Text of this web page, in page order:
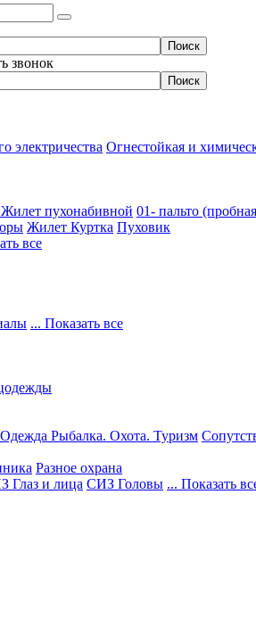
звонок
электричества Огнестойкая и
пухонабивной 01- пальто
Жилет Куртка Пуховик
все
... Показать все
Одежда Рыбалка. Охота. Туризм
Разное охрана
Глаз и лица СИЗ Головы ... Показать